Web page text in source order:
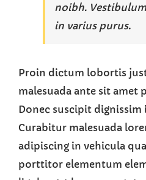
noibh.
in varius purus.
Proin dictum lobortis
malesuada ante sit amet
Donec suscipit dignissim
Curabitur malesuada
adipiscing in vehicula
porttitor elementum